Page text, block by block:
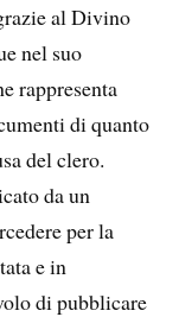
al Divino
nel suo
rappresenta
di quanto
del clero.
da un
per la
e in
di pubblicare